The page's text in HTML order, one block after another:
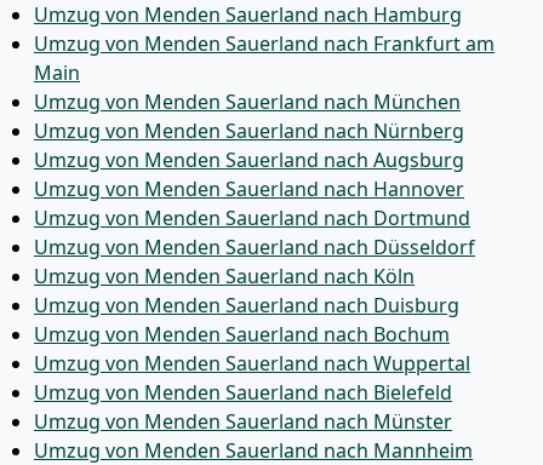
Umzug von Menden Sauerland nach Hamburg
Umzug von Menden Sauerland nach Frankfurt am
Main
Umzug von Menden Sauerland nach München
Umzug von Menden Sauerland nach Nürnberg
Umzug von Menden Sauerland nach Augsburg
Umzug von Menden Sauerland nach Hannover
Umzug von Menden Sauerland nach Dortmund
Umzug von Menden Sauerland nach Düsseldorf
Umzug von Menden Sauerland nach Köln
Umzug von Menden Sauerland nach Duisburg
Umzug von Menden Sauerland nach Bochum
Umzug von Menden Sauerland nach Wuppertal
Umzug von Menden Sauerland nach Bielefeld
Umzug von Menden Sauerland nach Münster
Umzug von Menden Sauerland nach Mannheim